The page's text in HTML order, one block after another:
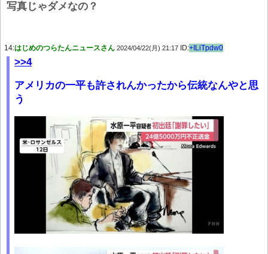
写真じゃダメなの？
14:はじめのつらたんニュースさん 2024/04/22(月) 21:17 ID:+ILiTpdw0
>>4
アメリカの一平も許されんかったから伝統なんやと思
う